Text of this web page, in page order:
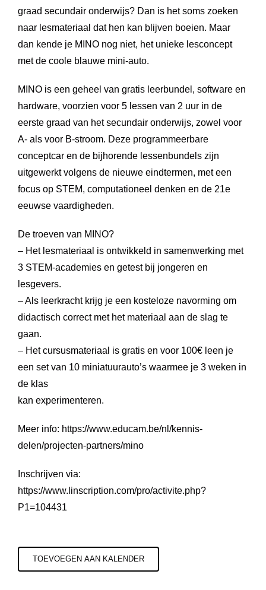
graad secundair onderwijs? Dan is het soms zoeken
naar lesmateriaal dat hen kan blijven boeien. Maar
dan kende je MINO nog niet, het unieke lesconcept
met de coole blauwe mini-auto.
MINO is een geheel van gratis leerbundel, software en
hardware, voorzien voor 5 lessen van 2 uur in de
eerste graad van het secundair onderwijs, zowel voor
A- als voor B-stroom. Deze programmeerbare
conceptcar en de bijhorende lessenbundels zijn
uitgewerkt volgens de nieuwe eindtermen, met een
focus op STEM, computationeel denken en de 21e
eeuwse vaardigheden.
De troeven van MINO?
– Het lesmateriaal is ontwikkeld in samenwerking met
3 STEM-academies en getest bij jongeren en
lesgevers.
– Als leerkracht krijg je een kosteloze navorming om
didactisch correct met het materiaal aan de slag te
gaan.
– Het cursusmateriaal is gratis en voor 100€ leen je
een set van 10 miniatuurauto’s waarmee je 3 weken in
de klas
kan experimenteren.
Meer info: https://www.educam.be/nl/kennis-
delen/projecten-partners/mino
Inschrijven via:
https://www.linscription.com/pro/activite.php?
P1=104431
TOEVOEGEN AAN KALENDER